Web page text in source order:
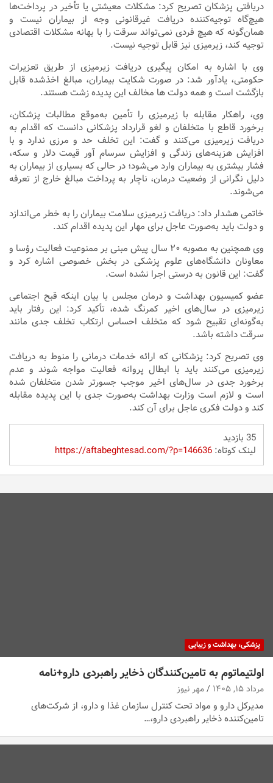
دریافتی پزشکان تصریح کرد: مشکلات معیشتی یا تأخیر در پرداخت‌ها
هیچ‌گاه توجیه‌کننده دریافت غیرقانونی وجه از بیماران نیست و
همان‌گونه که هیچ فردی نمی‌تواند سرقت را با بهانه مشکلات اقتصادی
توجیه کند، زیرمیزی نیز قابل توجیه نیست.
وی با اشاره به امکان پیگیری دریافت زیرمیزی از طریق تعزیرات
حکومتی، یادآور شد: در صورت شکایت بیماران، مبالغ اخذشده قابل
بازگشت است و همه دولت ها مخالف این پدیده زشت هستند.
وی، راهکار مقابله با زیرمیزی را تأمین به‌موقع مطالبات پزشکان،
برخورد قاطع با متخلفان و لغو قرارداد پزشکانی دانست که اقدام به
دریافت زیرمیزی می‌کنند و گفت: این تخلف حد و مرزی ندارد و با
افزایش هزینه‌های زندگی و افزایش سرسام آور قیمت دلار و سکه،
فشار بیشتری به بیماران وارد می‌شود؛ در حالی که بسیاری از بیماران به
دلیل نگرانی از وضعیت درمان، ناچار به پرداخت مبالغ خارج از تعرفه
می‌شوند.
خاتمی هشدار داد: دریافت زیرمیزی سلامت بیماران را به خطر می‌اندازد
و دولت باید به‌صورت عاجل برای مهار این پدیده اقدام کند.
وی همچنین به مصوبه ۲۰ سال پیش مبنی بر ممنوعیت فعالیت رؤسا و
معاونان دانشگاه‌های علوم پزشکی در بخش خصوصی اشاره کرد و
گفت: این قانون به‌ درستی اجرا نشده است.
عضو کمیسیون بهداشت و درمان مجلس با بیان اینکه قبح اجتماعی
زیرمیزی در سال‌های اخیر کمرنگ شده، تأکید کرد: این رفتار باید
به‌گونه‌ای تقبیح شود که متخلف احساس ارتکاب تخلف جدی مانند
سرقت داشته باشد.
وی تصریح کرد: پزشکانی که ارائه خدمات درمانی را منوط به دریافت
زیرمیزی می‌کنند باید با ابطال پروانه فعالیت مواجه شوند و عدم
برخورد جدی در سال‌های اخیر موجب جسورتر شدن متخلفان شده
است و لازم است وزارت بهداشت به‌صورت جدی با این پدیده مقابله
کند و دولت فکری عاجل برای آن کند.
35 بازدید
لینک کوتاه:https://aftabeghtesad.com/?p=146636
پزشکی، بهداشت و زیبایی
اولتیماتوم به تامین‌کنندگان ذخایر راهبردی دارو+نامه
مرداد ۱۵, ۱۴۰۵ مهر نیوز
مدیرکل دارو و مواد تحت کنترل سازمان غذا و دارو، از شرکت‌های
تامین‌کننده ذخایر راهبردی دارو،…